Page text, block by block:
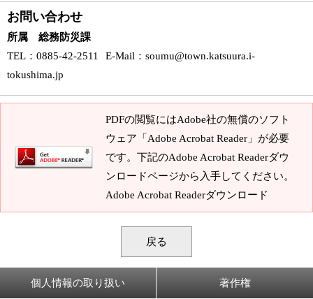
お問い合わせ
所属 総務防災課
TEL ：0885-42-2511 E-Mail ： soumu@town.katsuura.i-
tokushima.jp
PDFの閲覧にはAdobe社の無償のソフト
ウェア「Adobe Acrobat Reader」が必要
です。下記のAdobe Acrobat Readerダウ
ンロードページから入手してください。
Adobe Acrobat Readerダウンロード
戻る
個人情報の取り扱い 著作権